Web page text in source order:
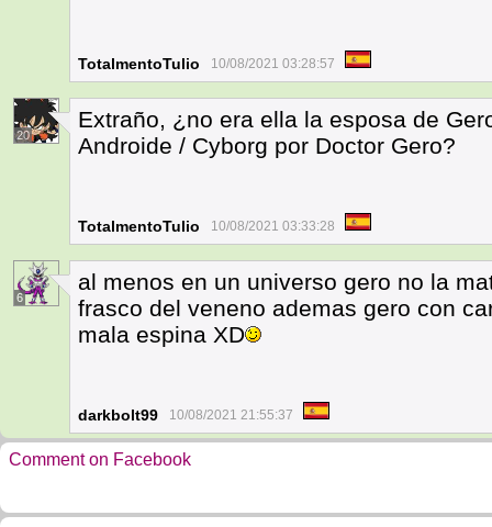
TotalmentoTulio 10/08/2021 03:28:57
20
Extraño, ¿no era ella la esposa de
Androide / Cyborg por Doctor Gero?
TotalmentoTulio 10/08/2021 03:33:28
6
al menos en un universo gero no la
frasco del veneno ademas gero con
mala espina XD
darkbolt99 10/08/2021 21:55:37
Comment on Facebook